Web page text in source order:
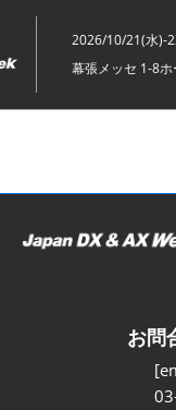
2026/10/21(水)-
幕張メッセ 1-8ホ
お問